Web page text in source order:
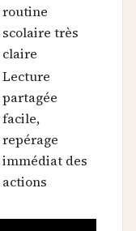
routine
scolaire très
claire
Lecture
partagée
facile,
repérage
immédiat des
actions